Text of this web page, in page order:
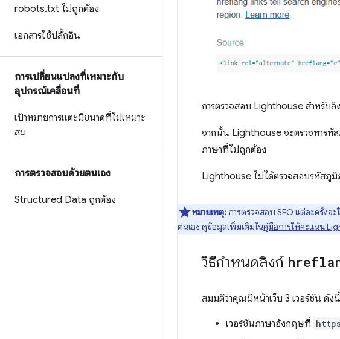
robots.txt ไม่ถูกต้อง
เอกสารใช้ปลั๊กอิน
การเปลี่ยนแปลงที่เหมาะกับ
อุปกรณ์เคลื่อนที่
เป้าหมายการแตะมีขนาดที่ไม่เหมาะ
สม
การตรวจสอบด้วยตนเอง
Structured Data ถูกต้อง
การตรวจสอบ Lighthouse สำหรับลิ
จากนั้น Lighthouse จะตรวจหารหั
ภาษาที่ไม่ถูกต้อง
Lighthouse ไม่ได้ตรวจสอบรหัสภูมิ
หมายเหตุ: การตรวจสอบ SEO แต่ละครั้งจ
ตนเอง ดูข้อมูลเพิ่มเติมในคู่มือการให้คะแนน
วิธีกำหนดลิงก์
สมมติว่าคุณมีหน้าเว็บ 3 เวอร์ชัน ดังนี้
เวอร์ชันภาษาอังกฤษที่